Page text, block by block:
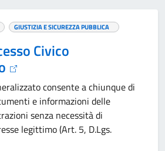
GIUSTIZIA E SICUREZZA PUBBLICA
Civico
consente a chiunque di
e informazioni delle
senza necessità di
legittimo (Art. 5, D.Lgs.